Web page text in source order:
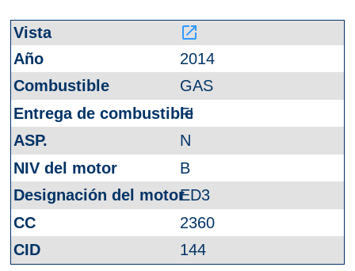
launch
2014
GAS
FI
N
B
ED3
2360
144